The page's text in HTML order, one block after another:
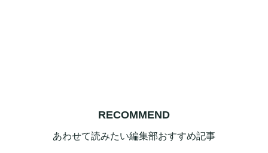
RECOMMEND
あわせて読みたい編集部おすすめ記事